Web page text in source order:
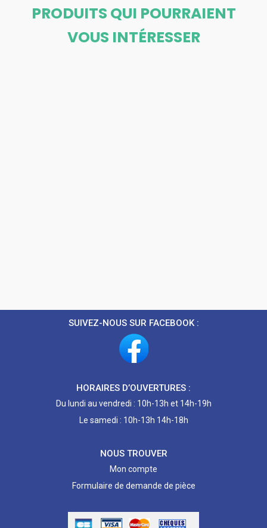
PRODUITS QUI POURRAIENT
VOUS INTÉRESSER
SUIVEZ-NOUS SUR FACEBOOK :
HORAIRES D’OUVERTURES :
Du lundi au vendredi : 10h-13h et 14h-19h
Le samedi : 10h-13h 14h-18h
NOUS TROUVER
Mon compte
Formulaire de demande de pièce